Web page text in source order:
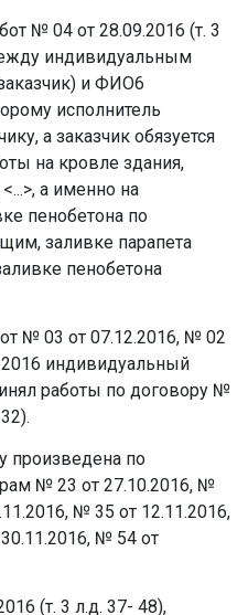
№ 04 от 28.09.2016 (т. 3
индивидуальным
и ФИО6
исполнитель
а заказчик обязуется
на кровле здания,
а именно на
пенобетона по
заливке парапета
пенобетона
№ 03 от 07.12.2016, № 02
индивидуальный
работы по договору №
произведена по
№ 23 от 27.10.2016, №
№ 35 от 12.11.2016,
№ 54 от
(т. 3 л.д. 37- 48),